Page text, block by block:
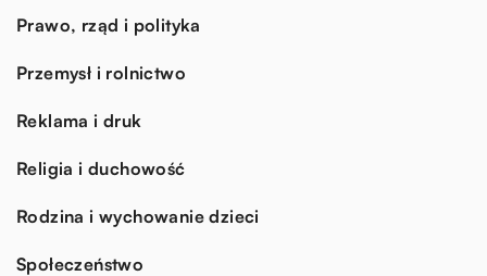
Prawo, rząd i polityka
Przemysł i rolnictwo
Reklama i druk
Religia i duchowość
Rodzina i wychowanie dzieci
Społeczeństwo